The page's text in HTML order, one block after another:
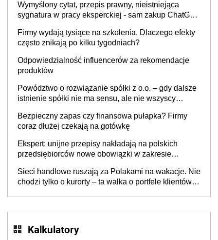
Wymyślony cytat, przepis prawny, nieistniejąca
sygnatura w pracy eksperckiej - sam zakup ChatGPT
Firmy wydają tysiące na szkolenia. Dlaczego efekty
często znikają po kilku tygodniach?
Odpowiedzialność influencerów za rekomendacje
produktów
Powództwo o rozwiązanie spółki z o.o. – gdy dalsze
istnienie spółki nie ma sensu, ale nie wszyscy
Bezpieczny zapas czy finansowa pułapka? Firmy
coraz dłużej czekają na gotówkę
Ekspert: unijne przepisy nakładają na polskich
przedsiębiorców nowe obowiązki w zakresie
Sieci handlowe ruszają za Polakami na wakacje. Nie
chodzi tylko o kurorty – ta walka o portfele klientów
Kalkulatory